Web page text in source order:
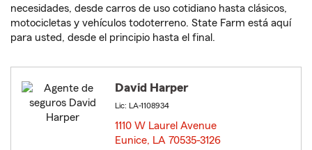
necesidades, desde carros de uso cotidiano hasta clásicos,
motocicletas y vehículos todoterreno. State Farm está aquí
para usted, desde el principio hasta el final.
David Harper
Lic: LA-1108934
1110 W Laurel Avenue
Eunice, LA 70535-3126